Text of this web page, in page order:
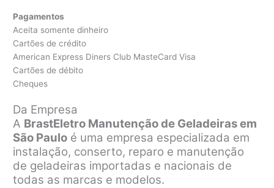
Pagamentos
Aceita somente dinheiro
Cartões de crédito
American Express Diners Club MasteCard Visa
Cartões de débito
Cheques
Da Empresa
A BrastEletro Manutenção de Geladeiras em
São Paulo é uma empresa especializada em
instalação, conserto, reparo e manutenção
de geladeiras importadas e nacionais de
todas as marcas e modelos.